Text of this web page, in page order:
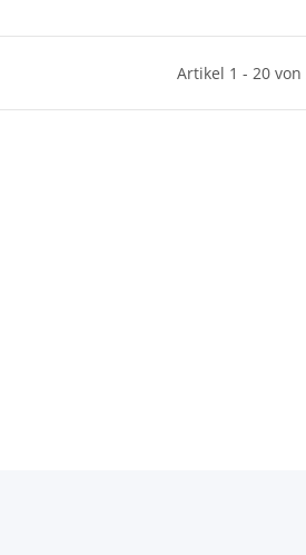
Artikel 1 - 20 von